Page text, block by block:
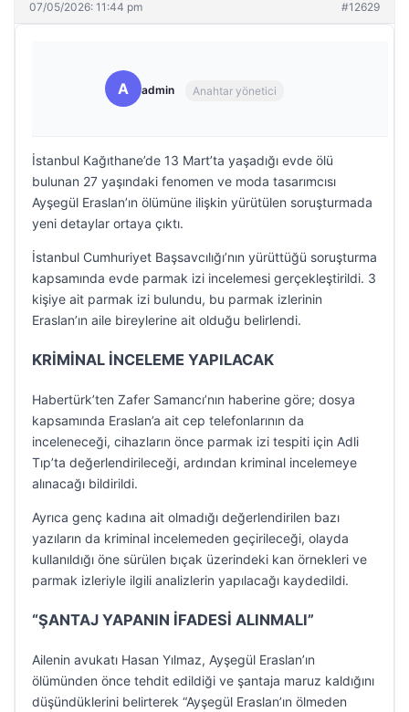
07/05/2026: 11:44 pm #12629
A admin Anahtar yönetici
İstanbul Kağıthane’de 13 Mart’ta yaşadığı evde ölü
bulunan 27 yaşındaki fenomen ve moda tasarımcısı
Ayşegül Eraslan’ın ölümüne ilişkin yürütülen soruşturmada
yeni detaylar ortaya çıktı.
İstanbul Cumhuriyet Başsavcılığı’nın yürüttüğü soruşturma
kapsamında evde parmak izi incelemesi gerçekleştirildi. 3
kişiye ait parmak izi bulundu, bu parmak izlerinin
Eraslan’ın aile bireylerine ait olduğu belirlendi.
KRİMİNAL İNCELEME YAPILACAK
Habertürk’ten Zafer Samancı’nın haberine göre; dosya
kapsamında Eraslan’a ait cep telefonlarının da
inceleneceği, cihazların önce parmak izi tespiti için Adli
Tıp’ta değerlendirileceği, ardından kriminal incelemeye
alınacağı bildirildi.
Ayrıca genç kadına ait olmadığı değerlendirilen bazı
yazıların da kriminal incelemeden geçirileceği, olayda
kullanıldığı öne sürülen bıçak üzerindeki kan örnekleri ve
parmak izleriyle ilgili analizlerin yapılacağı kaydedildi.
“ŞANTAJ YAPANIN İFADESİ ALINMALI”
Ailenin avukatı Hasan Yılmaz, Ayşegül Eraslan’ın
ölümünden önce tehdit edildiği ve şantaja maruz kaldığını
düşündüklerini belirterek “Ayşegül Eraslan’ın ölmeden